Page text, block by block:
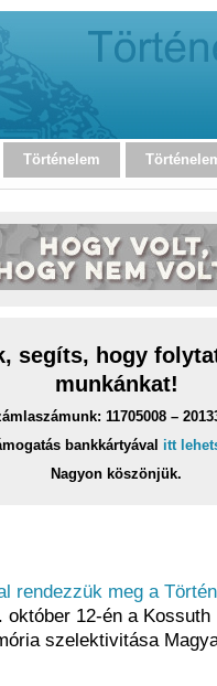
Történelem
segíts, hogy
munkánkat!
11705008 –
bankkártyával itt
Nagyon köszönjük.
rendezzük meg a
október 12-én a
szelektivitása